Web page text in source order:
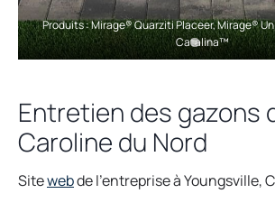
Produits : Mirage® Quarziti Placeer, Mirage®
Catalina™
Entretien des gazons
Caroline du Nord
Sitewebode l’entreprise à Youngsville,